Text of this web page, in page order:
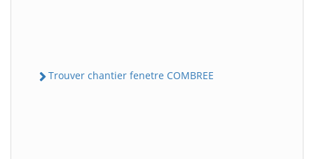
Trouver chantier fenetre COMBREE